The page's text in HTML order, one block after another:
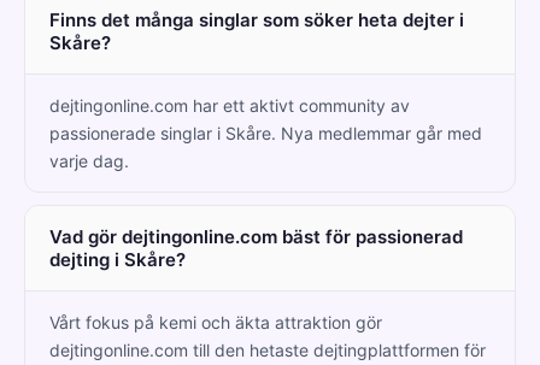
Finns det många singlar som söker heta dejter i
Skåre?
dejtingonline.com har ett aktivt community av
passionerade singlar i Skåre. Nya medlemmar går med
varje dag.
Vad gör dejtingonline.com bäst för passionerad
dejting i Skåre?
Vårt fokus på kemi och äkta attraktion gör
dejtingonline.com till den hetaste dejtingplattformen för